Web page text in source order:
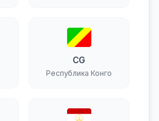
CG
Республика Конго